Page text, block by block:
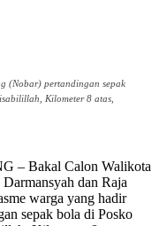
(Nobar) pertandingan sepak
Kilometer 8 atas,
– Bakal Calon Walikota
dan Raja
warga yang hadir
sepak bola di Posko